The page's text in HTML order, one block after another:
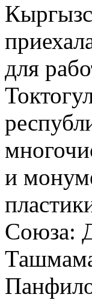
для
и
Союза: